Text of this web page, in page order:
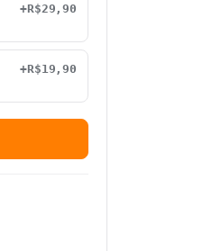
+R$29,90
+R$19,90